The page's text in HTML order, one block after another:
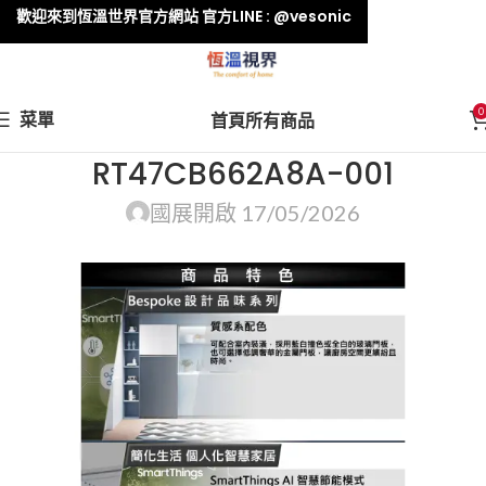
菜單 首頁所有商品 0
RT47CB662A8A-001
國展開啟 17/05/2026
歡迎來到恆溫世界官方網站 官方LINE : @vesonic